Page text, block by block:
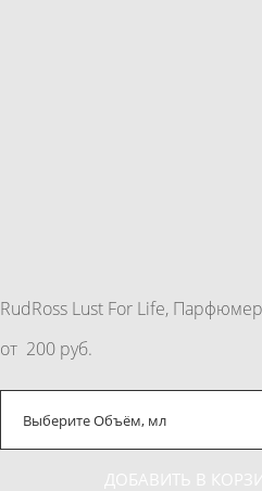
RudRoss Lust For Life,
от 200 pуб.
Выберите Объём, мл
ДОБАВИТЬ В